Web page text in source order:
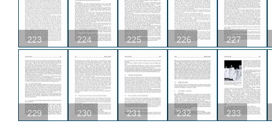
223 224 225 226 227
229 230 231 232 233